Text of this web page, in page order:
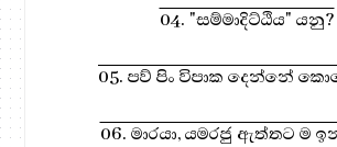
04. "සම්මාදිට්ඨිය" යනු?
05. පව් පිං විපාක දෙන්නේ
06. මාරයා, යමරජු ඇත්තට ම